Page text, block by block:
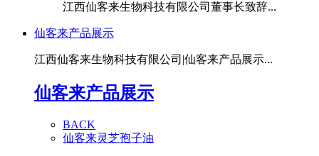
江西仙客来生物科技有限公司董事长致辞...
仙客来产品展示
江西仙客来生物科技有限公司|仙客来产品展示...
仙客来产品展示
BACK
仙客来灵芝孢子油